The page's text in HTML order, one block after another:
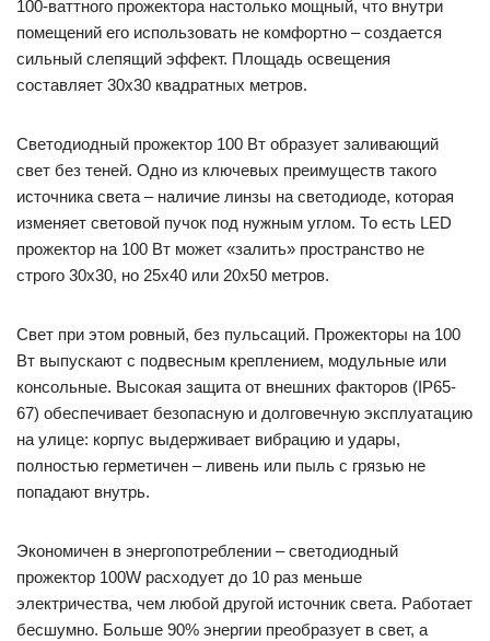
100-ваттного прожектора настолько мощный, что внутри
помещений его использовать не комфортно – создается
сильный слепящий эффект. Площадь освещения
составляет 30х30 квадратных метров.
Светодиодный прожектор 100 Вт образует заливающий
свет без теней. Одно из ключевых преимуществ такого
источника света – наличие линзы на светодиоде, которая
изменяет световой пучок под нужным углом. То есть LED
прожектор на 100 Вт может «залить» пространство не
строго 30х30, но 25х40 или 20х50 метров.
Свет при этом ровный, без пульсаций. Прожекторы на 100
Вт выпускают с подвесным креплением, модульные или
консольные. Высокая защита от внешних факторов (IP65-
67) обеспечивает безопасную и долговечную эксплуатацию
на улице: корпус выдерживает вибрацию и удары,
полностью герметичен – ливень или пыль с грязью не
попадают внутрь.
Экономичен в энергопотреблении – светодиодный
прожектор 100W расходует до 10 раз меньше
электричества, чем любой другой источник света. Работает
бесшумно. Больше 90% энергии преобразует в свет, а